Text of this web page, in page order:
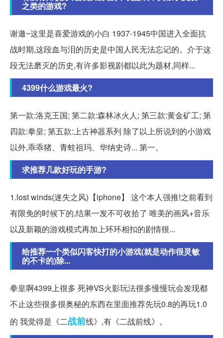
之类的游戏?
谢邀~这里是喜爱游戏的小白 1937-1945中国进入全面抗
战时期,这段血与泪的历史是中国人民无法忘记的。介于这
段无法磨灭的历史,有许多影视剧都以此为题材,同样...
4399什么游戏最火?
第一款:洛克王国; 第二款:森林冰火人; 第三款:黄金矿工; 第
四款:拳皇; 第五款:上古神器系列 除了以上所说到的小游戏
以外,乖乖猪、青蛙祖玛、华纳史诗... 第一。
求推荐几款好玩的手游?
1.lost winds(迷失之风)【iphone】 这个本人强推!之前看到
有限免的时候下的,结果一发不可收拾了 唯美的画风+音乐
以及新颖的游戏模式再加上环环相扣的剧情很...
给推荐一个类似闪客快打的小游戏(就是动作很灵敏
的不卡的)除...
拳皇啊4399上很多 死神VS火影玩法很多慢慢玩会发现都
不止这些很多很奥秘的东西在里面推荐先玩0.8的再玩1.0
的 我觉得是《二战前线》,有《二战前线》。